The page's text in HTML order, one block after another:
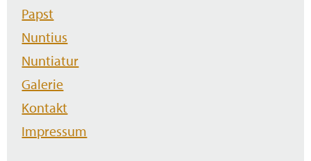
Papst
Nuntius
Nuntiatur
Galerie
Kontakt
Impressum